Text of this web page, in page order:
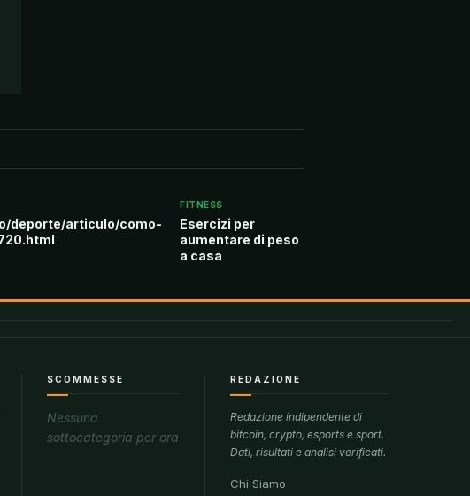
deporte/articulo/como-
FITNESS
Esercizi per
aumentare di peso
a casa
SCOMMESSE
Nessuna
sottocategoria per ora
REDAZIONE
Redazione indipendente di
bitcoin, crypto, esports e sport.
Dati, risultati e analisi verificati.
Chi Siamo